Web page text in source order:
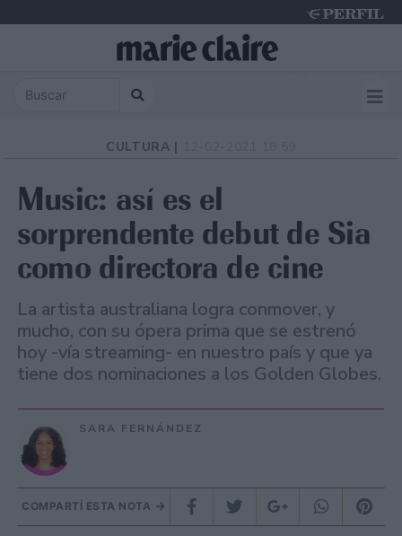
CULTURA |
Music: así es el
sorprendente debut de Sia
como directora de cine
La artista australiana logra conmover, y
mucho, con su ópera prima que se estrenó
hoy -vía streaming- en nuestro país y que ya
tiene dos nominaciones a los Golden Globes.
SARA FERNÁNDEZ
COMPARTÍ ESTA NOTA